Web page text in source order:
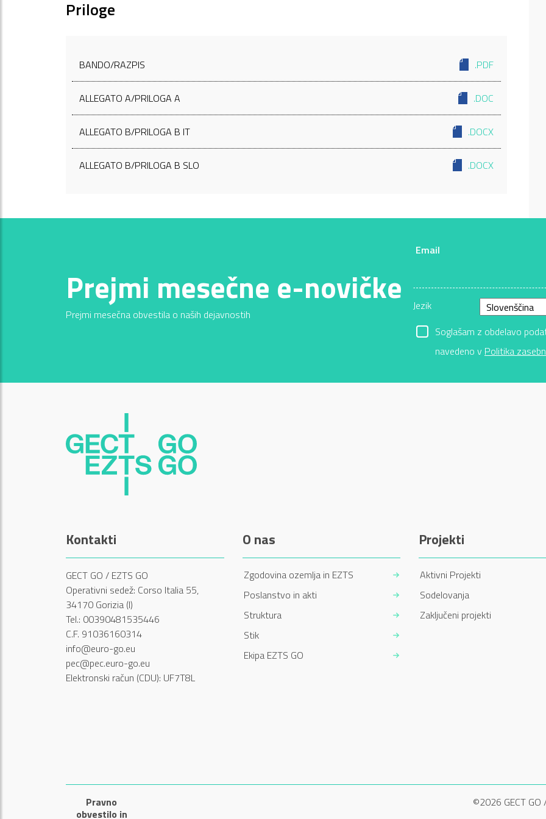
Priloge
BANDO/RAZPIS .PDF
ALLEGATO A/PRILOGA A .DOC
ALLEGATO B/PRILOGA B IT .DOCX
ALLEGATO B/PRILOGA B SLO .DOCX
Prejmi mesečne e-novičke
Prejmi mesečna obvestila o naših dejavnostih
Email
Jezik
Soglašam z obdelavo
navedeno v Politika
Kontakti
GECT GO / EZTS GO
Operativni sedež: Corso Italia 55,
34170 Gorizia (I)
Tel.: 00390481535446
C.F. 91036160314
info@euro-go.eu
pec@pec.euro-go.eu
Elektronski račun (CDU): UF7T8L
O nas
Zgodovina ozemlja in EZTS
Poslanstvo in akti
Struktura
Stik
Ekipa EZTS GO
Projekti
Aktivni Projekti
Sodelovanja
Zaključeni projekti
Pravno
obvestilo in
©2026 GECT GO